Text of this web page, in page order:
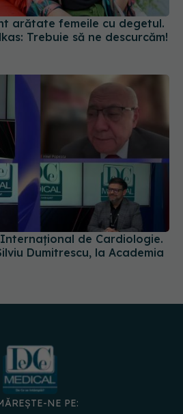
Trebuie să ne descurcăm!
Dumitrescu, la Academia
NE PE: